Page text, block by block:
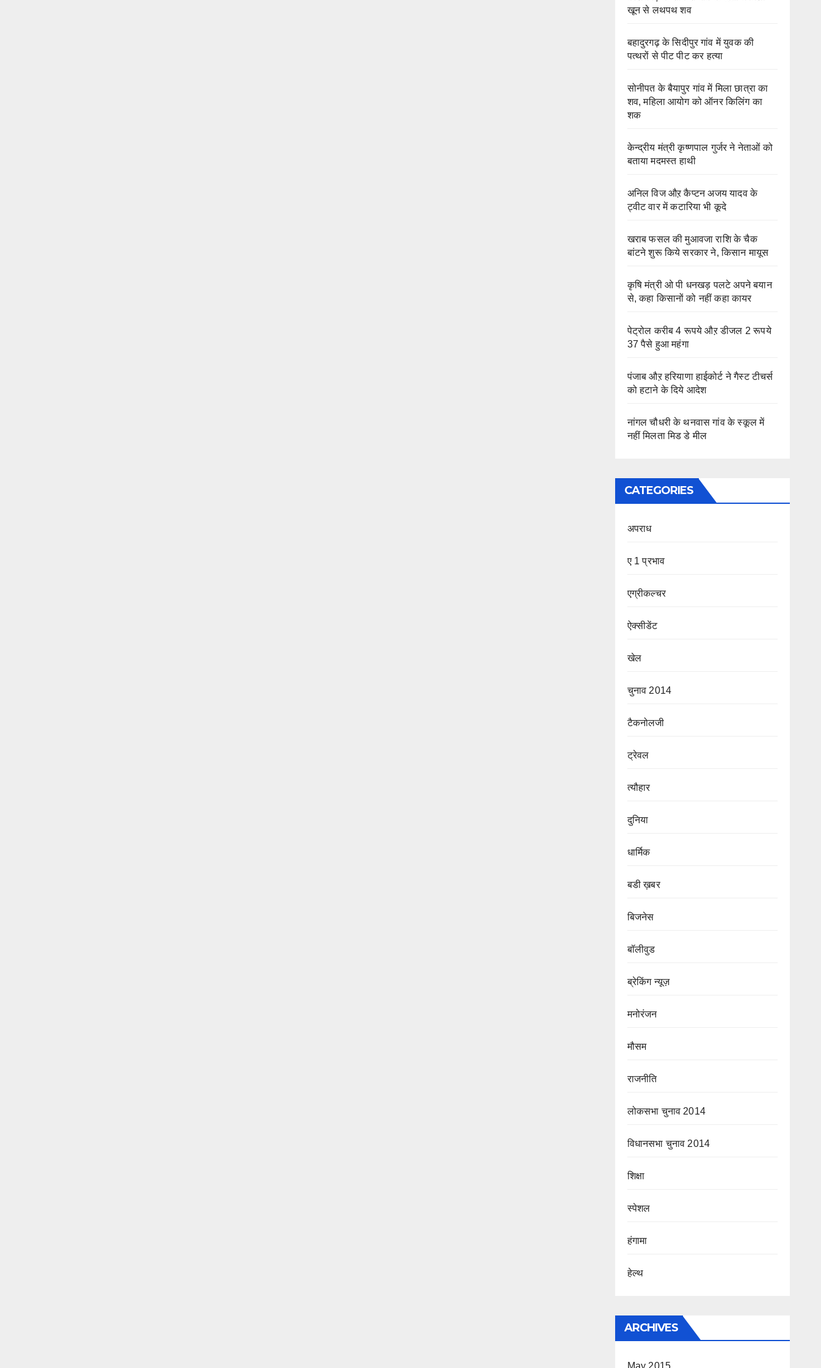
खून से लथपथ शव
बहादुरगढ़ के सिदीपुर गांव में युवक की
पत्थरों से पीट पीट कर हत्या
सोनीपत के बैयापुर गांव में मिला छात्रा का
शव, महिला आयोग को ऑनर किलिंग का
शक
केन्द्रीय मंत्री कृष्णपाल गुर्जर ने नेताओं को
बताया मदमस्त हाथी
अनिल विज औऱ कैप्टन अजय यादव के
ट्वीट वार में कटारिया भी कूदे
खराब फसल की मुआवजा राशि के चैक
बांटने शुरू किये सरकार ने, किसान मायूस
कृषि मंत्री ओ पी धनखड़ पलटे अपने बयान
से, कहा किसानों को नहीं कहा कायर
पेट्रोल करीब 4 रूपये औऱ डीजल 2 रूपये
37 पैसे हुआ महंगा
पंजाब औऱ हरियाणा हाईकोर्ट ने गैस्ट टीचर्स
को हटाने के दिये आदेश
नांगल चौधरी के थनवास गांव के स्कूल में
नहीं मिलता मिड डे मील
CATEGORIES
अपराध
ए 1 प्रभाव
एग्रीकल्चर
ऐक्सीडेंट
खेल
चुनाव 2014
टैकनोलजी
ट्रेवल
त्यौहार
दुनिया
धार्मिक
बडी ख़बर
बिजनेस
बॉलीवुड
ब्रेकिंग न्यूज़
मनोरंजन
मौसम
राजनीति
लोकसभा चुनाव 2014
विधानसभा चुनाव 2014
शिक्षा
स्पेशल
हंगामा
हेल्थ
ARCHIVES
May 2015